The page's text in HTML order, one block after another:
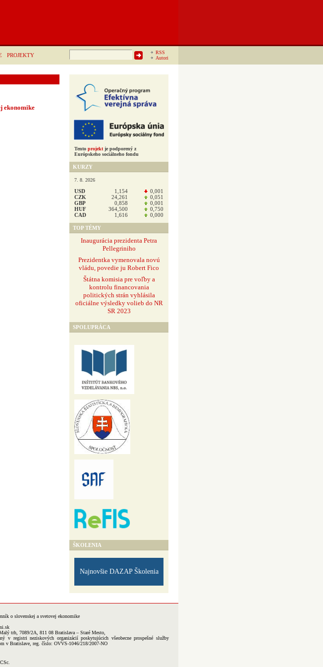
PROJEKTY
RSS
Autori
Hľadať:
ekonomike
Tento projekt je podporený z
Európskeho sociálneho fondu
KURZY
7. 8. 2026
USD 1,154
0,001
CZK
24,261
0,051
GBP
0,858
0,001
HUF
364,500
0,750
CAD
1,616 0,000
TOP TÉMY
Inaugurácia prezidenta Petra
Pellegriniho
Prezidentka vymenovala novú
vládu, povedie ju Robert Fico
Štátna komisia pre voľby a
kontrolu financovania
politických strán vyhlásila
oficiálne výsledky volieb do NR
SR 2023
SPOLUPRÁCA
ŠKOLENIA
Najnovšie DAZAP Školenia
o slovenskej a svetovej ekonomike
trh, 7089/2A, 811 08 Bratislava – Staré Mesto,
v registri neziskových organizácií poskytujúcich všeobecne prospešné služby
v Bratislave, reg. číslo: OVVS-1046/218/2007-NO